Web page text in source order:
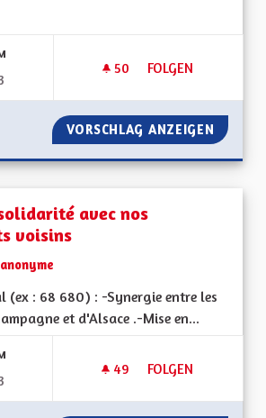
50 50 FOLLOWER
FOLGEN
AU MOINS 1 BUS
VORSCHLAG ANZEIGEN AU
avec nos
voisins
(ex : 68 680) : -Synergie entre les
et d'Alsace .-Mise en...
49 49 FOLLOWER
FOLGEN
SYNERGIE ET